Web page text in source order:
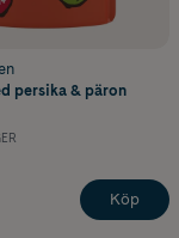
persika & päron
Köp